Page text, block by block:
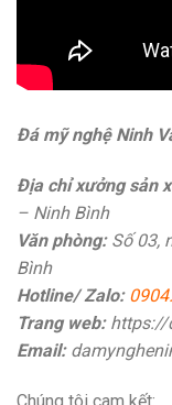
Đá mỹ nghệ Ninh
Địa chỉ xưởng sản
– Ninh Bình
Văn phòng:Số 03,
Bình
Hotline/ Zalo:
Trang web:https://
Email:
Chúng tôi cam kết: